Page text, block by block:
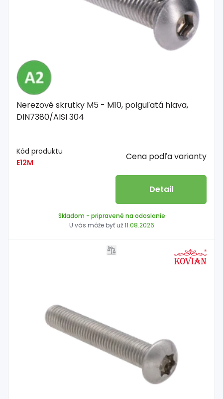
Nerezové skrutky M5 - M10, polguľatá hlava,
DIN7380/AISI 304
Kód produktu
E12M
Cena podľa varianty
Detail
Skladom - pripravené na odoslanie
U vás môže byť už11.08.2026